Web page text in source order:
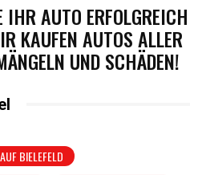
IHR AUTO ERFOLGREICH
KAUFEN AUTOS ALLER
UND SCHÄDEN!
BIELEFELD